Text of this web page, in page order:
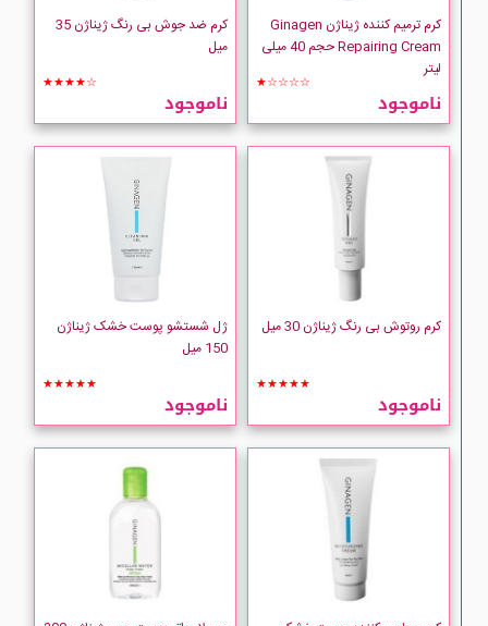
Ginagen
کرم ترمیم کننده ژیناژن Ginagen
Repairing Cream حجم 40 میلی
لیتر
★☆☆☆☆
ناموجود
کرم ضد جوش بی رنگ ژیناژن 35
میل
★★★★☆
ناموجود
کرم روتوش بی رنگ ژیناژن 30 میل
★★★★★
ناموجود
ژل شستشو پوست خشک ژیناژن
150 میل
★★★★★
ناموجود